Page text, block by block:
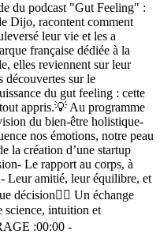
du podcast "Gut Feeling" :
Dijo, racontent comment
leur vie et les a
française dédiée à la
elles reviennent sur leur
découvertes sur le
du gut feeling : cette
appris.💡 Au programme
du bien-être holistique-
nos émotions, notre peau
la création d’une startup
Le rapport au corps, à
Leur amitié, leur équilibre, et
décision👯‍♀️ Un échange
science, intuition et
:00:00 -